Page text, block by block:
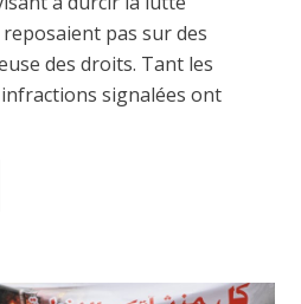
pas sur des
des droits. Tant les
signalées ont